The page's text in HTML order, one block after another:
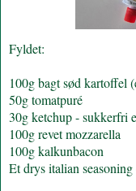
Fyldet:
100g bagt sød kartoffel
50g tomatpuré
30g ketchup - sukkerfri
100g revet mozzarella
100g kalkunbacon
Et drys italian